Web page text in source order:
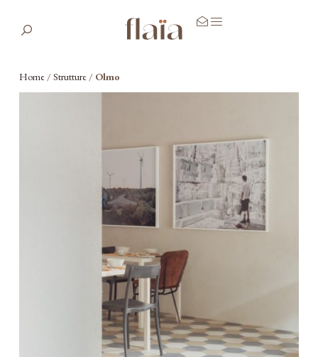
Home/ Strutture/ Olmo